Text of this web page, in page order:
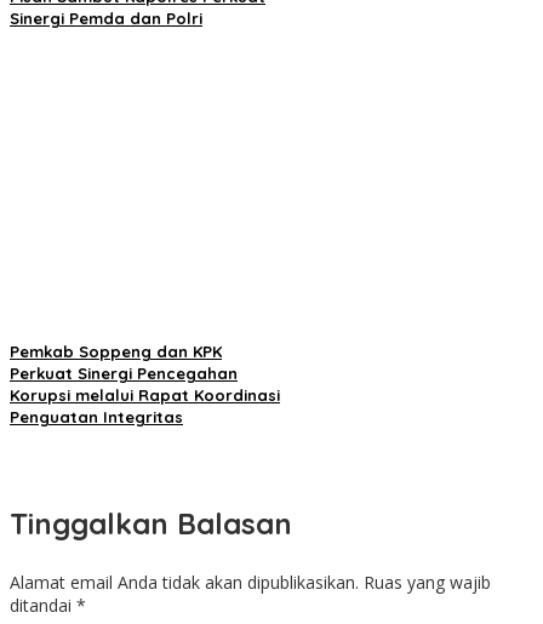
Sinergi Pemda dan Polri
Pemkab Soppeng dan KPK
Perkuat Sinergi Pencegahan
Korupsi melalui Rapat Koordinasi
Penguatan Integritas
Tinggalkan Balasan
Alamat email Anda tidak akan dipublikasikan. Ruas yang wajib
ditandai *